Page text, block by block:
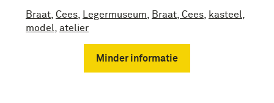
Braat Cees Legermuseum Braat, Cees kasteel
model
atelier
Minder informatie